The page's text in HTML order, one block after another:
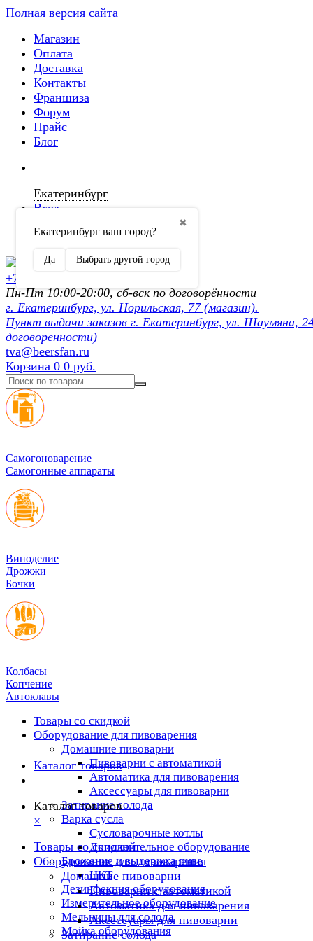
Полная версия сайта
Магазин
Оплата
Доставка
Контакты
Франшиза
Форум
Прайс
Блог
Екатеринбург
✖
Екатеринбург ваш город?
Да Выбрать другой город
Вход
Регистрация
+7 (902) 872-54-70
Пн-Пт 10:00-20:00, сб-вск по договорённости
г. Екатеринбург, ул. Норильская, 77 (магазин).
Пункт выдачи заказов г. Екатеринбург, ул. Шаумяна,
договоренности)
tva@beersfan.ru
Корзина 0 0 руб.
Cамогоноварение
Самогонные аппараты
Виноделие
Дрожжи
Бочки
Колбасы
Копчение
Автоклавы
Товары со скидкой
Оборудование для пивоварения
Домашние пивоварни
Пивоварни с автоматикой
Автоматика для пивоварения
Аксессуары для пивоварни
Затирание солода
Варка сусла
Cусловарочные котлы
Дополнительное оборудование
Брожение и выдержка пива
ЦКТ
Дезинфекция оборудования
Измерительное оборудование
Мельницы для солода
Мойка оборудования
Каталог товаров
Каталог товаров
×
Товары со скидкой
Оборудование для пивоварения
Домашние пивоварни
Пивоварни с автоматикой
Автоматика для пивоварения
Аксессуары для пивоварни
Затирание солода